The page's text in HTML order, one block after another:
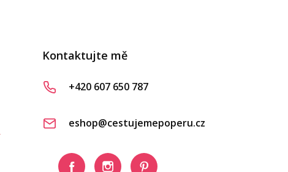
Kontaktujte mě
+420 607 650 787
eshop@cestujemepoperu.cz